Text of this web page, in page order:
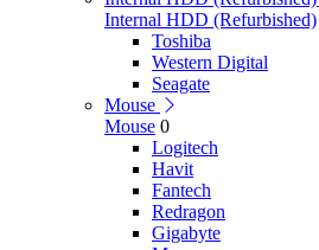
Internal HDD (Refurbished)
Toshiba
Western Digital
Seagate
Mouse
Mouse 0
Logitech
Havit
Fantech
Redragon
Gigabyte